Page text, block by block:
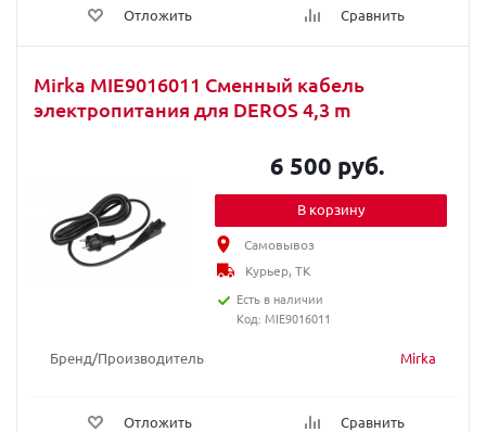
Отложить Сравнить
Mirka MIE9016011 Сменный кабель
электропитания для DEROS 4,3 m
Бренд/Производитель Mirka
Отложить Сравнить
6 500 руб.
В корзину
Самовывоз
Курьер, ТК
Есть в наличии
Код: MIE9016011